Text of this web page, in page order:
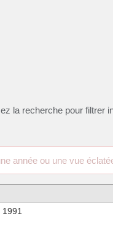
la recherche pour filtrer